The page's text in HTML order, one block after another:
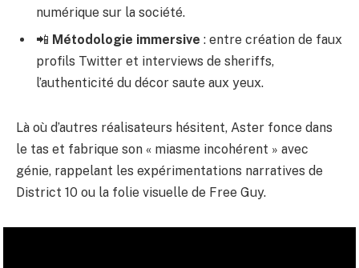
numérique sur la société.
📲 Métodologie immersive : entre création de faux
profils Twitter et interviews de sheriffs,
l’authenticité du décor saute aux yeux.
Là où d’autres réalisateurs hésitent, Aster fonce dans
le tas et fabrique son « miasme incohérent » avec
génie, rappelant les expérimentations narratives de
District 10 ou la folie visuelle de Free Guy.